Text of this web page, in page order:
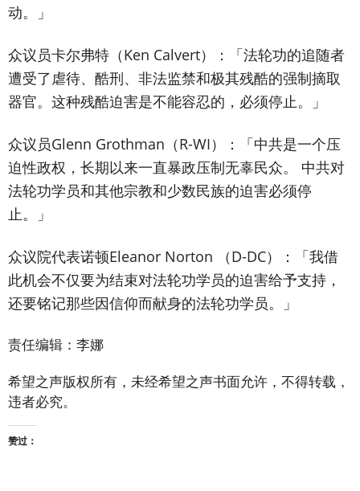
动。」
众议员卡尔弗特（Ken Calvert）：「法轮功的追随者
遭受了虐待、酷刑、非法监禁和极其残酷的强制摘取
器官。这种残酷迫害是不能容忍的，必须停止。」
众议员Glenn Grothman（R-WI）：「中共是一个压
迫性政权，长期以来一直暴政压制无辜民众。 中共对
法轮功学员和其他宗教和少数民族的迫害必须停
止。」
众议院代表诺顿Eleanor Norton （D-DC）：「我借
此机会不仅要为结束对法轮功学员的迫害给予支持，
还要铭记那些因信仰而献身的法轮功学员。」
责任编辑：李娜
希望之声版权所有，未经希望之声书面允许，不得转载，
违者必究。
赞过：